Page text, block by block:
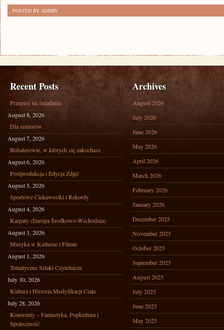
POSTED BY ADMIN
Recent Posts
Przepisy na śniadania
August 8, 2026
Dla seniorów
August 7, 2026
Bohaterowie, w których się zakochasz
August 6, 2026
Postprodukcja i Edycja Zdjęć
August 5, 2026
Sportowe Ciekawostki i Rekordy
August 4, 2026
Karpaty (Europa Środkowo-Wschodnia)
August 3, 2026
Muzyka w Kulturze i Filmie
August 1, 2026
Tematyczne Szlaki Czytelnicze
July 30, 2026
Kultura i Historia Modyfikacji Ciała
July 28, 2026
Konwenty – Fantastyka, Popkultura i
Społeczność
Archives
August 2026
July 2026
June 2026
May 2026
April 2026
March 2026
February 2026
January 2026
December 2025
November 2025
October 2025
September 2025
August 2025
July 2025
June 2025
May 2025